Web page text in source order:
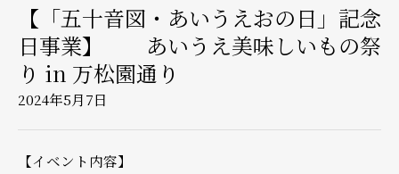
【「五十音図・あいうえおの日」記念
日事業】 あいうえ美味しいもの祭
り in 万松園通り
2024年5月7日
【イベント内容】